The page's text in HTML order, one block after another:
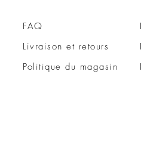
FAQ
Livraison et retours
Politique du magasin